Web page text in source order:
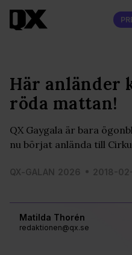
Matilda Thorén
redaktionen@qx.se
Här anländer
röda mattan!
QX Gaygala är bara
nu börjat anlända till
QX-GALAN 2026 2018-